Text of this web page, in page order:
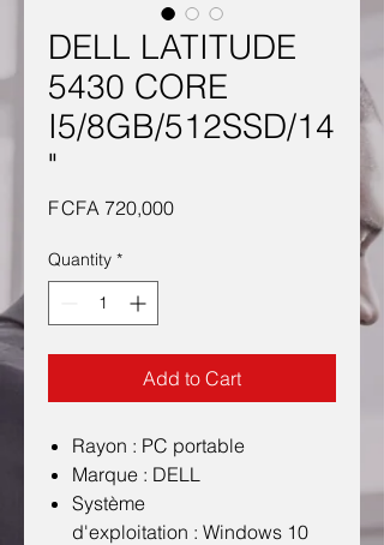
DELL LATITUDE
5430 CORE
I5/8GB/512SSD/14
"
F CFA 720,000Price
Quantity *
Add to Cart
Rayon : PC portable
Marque : DELL
Système
d'exploitation : Windows 10